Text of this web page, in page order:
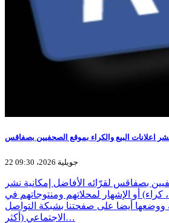
اعلانات البيع والكراء بموقع الصحفيين بصفاقس
22 جويلية 2026، 09:30
بصفاقس لقرّائه الأفاضل إمكانية نشر
كراء) أو الإشهار لمحلاتهم ومنتوجاتهم في
ووضعها أيضا على صفحتنا بشبكة التواصل
الاجتماعي (أكثر…